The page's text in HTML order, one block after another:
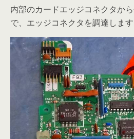
内部のカードエッジコネクタか
で、エッジコネクタを調達します